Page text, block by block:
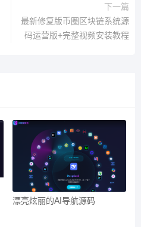
下一篇
最新修复版币圈区块链系统源
码运营版+完整视频安装教程
漂亮炫丽的AI导航源码